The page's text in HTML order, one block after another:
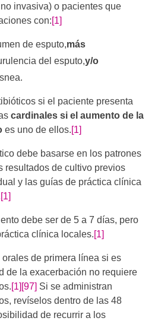
invasiva) o pacientes que
con:[1]
de esputo,más
del esputo,y/o
si el paciente presenta
cardinales si el aumento de la
es uno de ellos.[1]
debe basarse en los patrones
resultados de cultivo previos
y las guías de práctica clínica
[1]
debe ser de 5 a 7 días, pero
clínica locales.[1]
de primera línea si es
de la exacerbación no requiere
[1] [97] ​ Si se administran
revíselos dentro de las 48
de recurrir a los